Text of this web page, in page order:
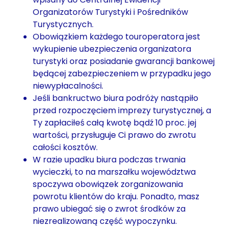
Organizatorów Turystyki i Pośredników
Turystycznych.
Obowiązkiem każdego touroperatora jest
wykupienie ubezpieczenia organizatora
turystyki oraz posiadanie gwarancji bankowej
będącej zabezpieczeniem w przypadku jego
niewypłacalności.
Jeśli bankructwo biura podróży nastąpiło
przed rozpoczęciem imprezy turystycznej, a
Ty zapłaciłeś całą kwotę bądź 10 proc. jej
wartości, przysługuje Ci prawo do zwrotu
całości kosztów.
W razie upadku biura podczas trwania
wycieczki, to na marszałku województwa
spoczywa obowiązek zorganizowania
powrotu klientów do kraju. Ponadto, masz
prawo ubiegać się o zwrot środków za
niezrealizowaną część wypoczynku.